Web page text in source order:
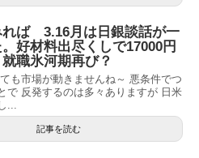
れば 3.16月は日銀談話が一
好材料出尽くしで17000円
職氷河期再び？
も市場が動きませんね～ 悪条件でつ
で 反発するのは多々ありますが 日米
...
記事を読む